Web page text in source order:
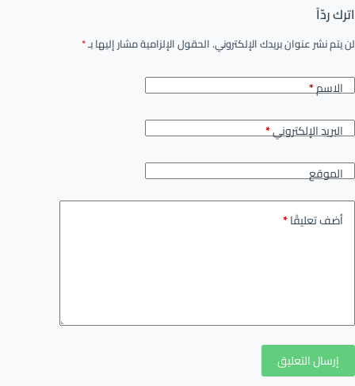
اترك ردّاً
لن يتم نشر عنوان بريدك الإلكتروني.الحقول الإلزامية مشار إليها بـ*
الاسم*
البريد الإلكتروني*
الموقع
أضف تعليقًا*
إرسال التعليق